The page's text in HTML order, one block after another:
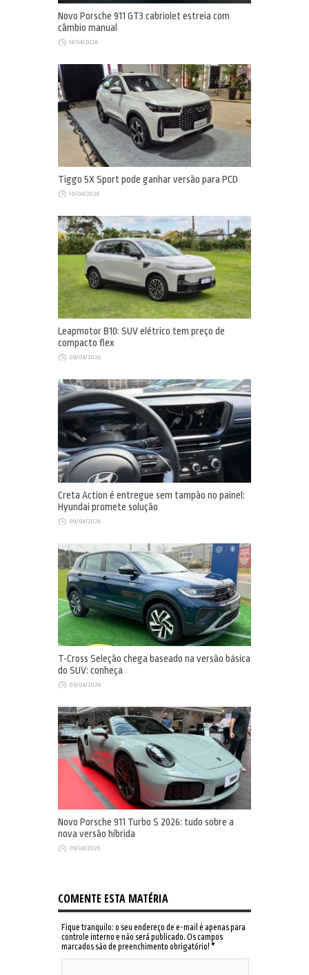
Novo Porsche 911 GT3 cabriolet estreia com
câmbio manual
14/04/2026
Tiggo 5X Sport pode ganhar versão para PCD
10/04/2026
Leapmotor B10: SUV elétrico tem preço de
compacto flex
09/04/2026
Creta Action é entregue sem tampão no painel:
Hyundai promete solução
09/04/2026
T-Cross Seleção chega baseado na versão básica
do SUV: conheça
06/04/2026
Novo Porsche 911 Turbo S 2026: tudo sobre a
nova versão híbrida
05/04/2026
COMENTE ESTA MATÉRIA
Fique tranquilo: o seu endereço de e-mail é apenas para
controle interno e não será publicado. Os campos
marcados são de preenchimento obrigatório! *